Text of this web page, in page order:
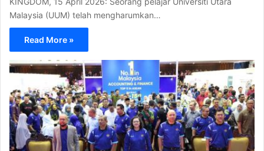
Malaysia (UUM) telah mengharumkan…
Read More »